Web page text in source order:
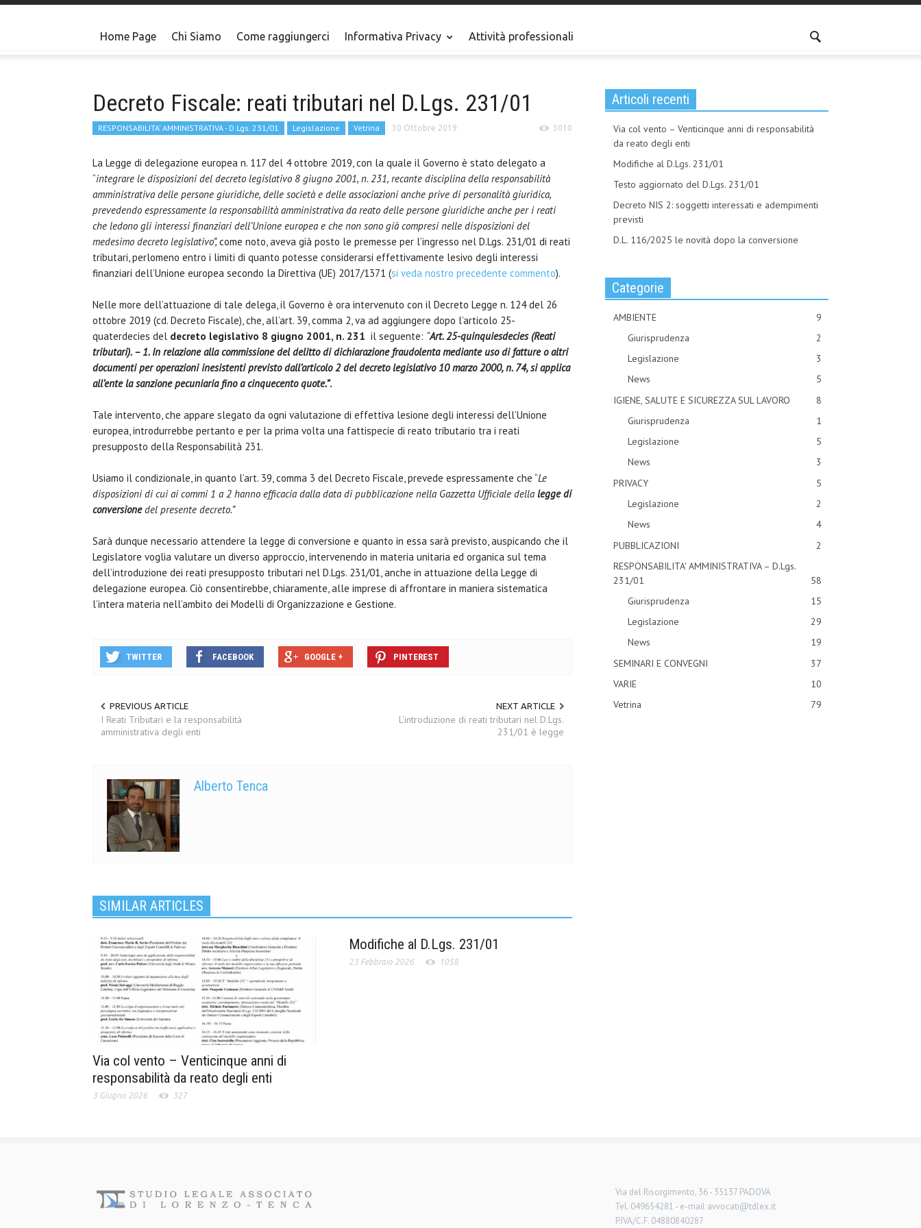
Home Page Chi Siamo Come raggiungerci Informativa Privacy Attività professionali
Decreto Fiscale: reati tributari nel D.Lgs. 231/01
RESPONSABILITA' AMMINISTRATIVA - D.Lgs. 231/01 Legislazione Vetrina 30 Ottobre 2019 3010
La Legge di delegazione europea n. 117 del 4 ottobre 2019, con la quale il Governo è stato delegato a
“integrare le disposizioni del decreto legislativo 8 giugno 2001, n. 231, recante disciplina della responsabilità
amministrativa delle persone giuridiche, delle società e delle associazioni anche prive di personalità giuridica,
prevedendo espressamente la responsabilità amministrativa da reato delle persone giuridiche anche per i reati
che ledono gli interessi finanziari dell’Unione europea e che non sono già compresi nelle disposizioni del
medesimo decreto legislativo”,come noto, aveva già posto le premesse per l’ingresso nel D.Lgs. 231/01 di reati
tributari, perlomeno entro i limiti di quanto potesse considerarsi effettivamente lesivo degli interessi
finanziari dell’Unione europea secondo la Direttiva (UE) 2017/1371 (si veda nostro precedente commento).
Nelle more dell’attuazione di tale delega, il Governo è ora intervenuto con il Decreto Legge n. 124 del 26
ottobre 2019 (cd. Decreto Fiscale), che, all’art. 39, comma 2, va ad aggiungere dopo l’articolo 25-
quaterdecies del decreto legislativo 8 giugno 2001, n. 231 il seguente: “Art. 25-quinquiesdecies (Reati
tributari). – 1. In relazione alla commissione del delitto di dichiarazione fraudolenta mediante uso di fatture o altri
documenti per operazioni inesistenti previsto dall’articolo 2 del decreto legislativo 10 marzo 2000, n. 74, si applica
all’ente la sanzione pecuniaria fino a cinquecento quote.”.
Tale intervento, che appare slegato da ogni valutazione di effettiva lesione degli interessi dell’Unione
europea, introdurrebbe pertanto e per la prima volta una fattispecie di reato tributario tra i reati
presupposto della Responsabilità 231.
Usiamo il condizionale, in quanto l’art. 39, comma 3 del Decreto Fiscale, prevede espressamente che “Le
disposizioni di cui ai commi 1 a 2 hanno efficacia dalla data di pubblicazione nella Gazzetta Ufficiale della legge di
conversionedel presente decreto.”
Sarà dunque necessario attendere la legge di conversione e quanto in essa sarà previsto, auspicando che il
Legislatore voglia valutare un diverso approccio, intervenendo in materia unitaria ed organica sul tema
dell’introduzione dei reati presupposto tributari nel D.Lgs. 231/01, anche in attuazione della Legge di
delegazione europea. Ciò consentirebbe, chiaramente, alle imprese di affrontare in maniera sistematica
l’intera materia nell’ambito dei Modelli di Organizzazione e Gestione.
TWITTER FACEBOOK GOOGLE + PINTEREST
PREVIOUS ARTICLE
I Reati Tributari e la responsabilità
amministrativa degli enti
NEXT ARTICLE
L'introduzione di reati tributari nel D.Lgs.
231/01 è legge
Alberto Tenca
SIMILAR ARTICLES
Via col vento – Venticinque anni di
responsabilità da reato degli enti
3 Giugno 2026 327
Modifiche al D.Lgs. 231/01
23 Febbraio 2026 1058
Articoli recenti
Via col vento – Venticinque anni di responsabilità
da reato degli enti
Modifiche al D.Lgs. 231/01
Testo aggiornato del D.Lgs. 231/01
Decreto NIS 2: soggetti interessati e adempimenti
previsti
D.L. 116/2025 le novità dopo la conversione
Categorie
AMBIENTE
9
Giurisprudenza
2
Legislazione
3
News
5
IGIENE, SALUTE E SICUREZZA SUL LAVORO
8
Giurisprudenza
1
Legislazione
5
News
3
PRIVACY
5
Legislazione
2
News
4
PUBBLICAZIONI
2
RESPONSABILITA' AMMINISTRATIVA – D.Lgs.
231/01
58
Giurisprudenza
15
Legislazione
29
News
19
SEMINARI E CONVEGNI
37
VARIE
10
Vetrina
79
---Via del Risorgimento, 36 - 35137 PADOVA
Tel. 049654281 - e-mail avvocati@tdlex.it
P.IVA/C.F. 04880840287